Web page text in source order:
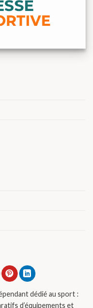
dédié au sport :
d’équipements et